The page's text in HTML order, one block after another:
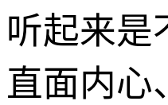
听起来是
直面内心